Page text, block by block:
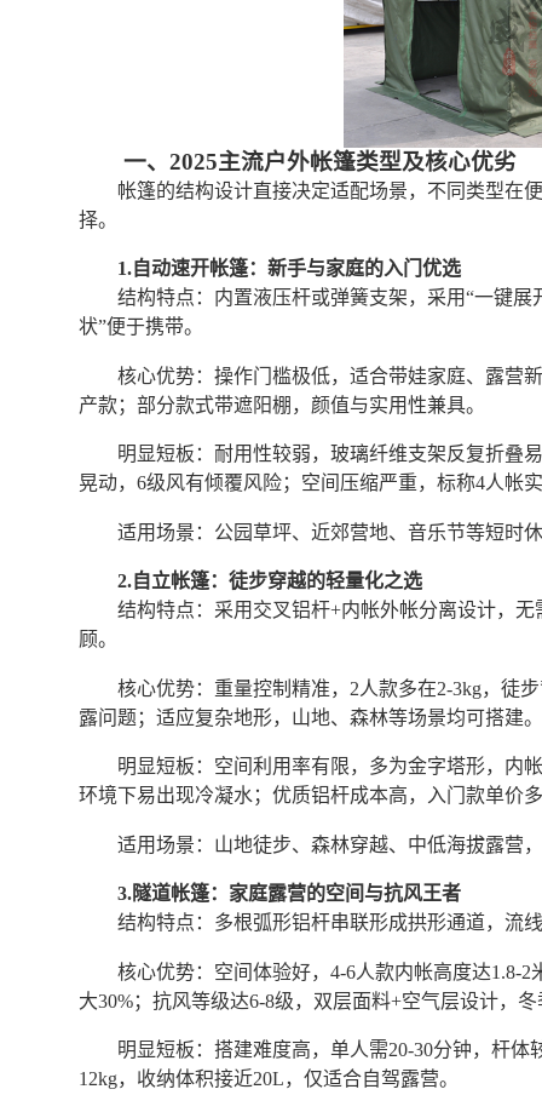
一、2025主流户外帐篷类型及核心优劣
帐篷的结构设计直接决定适配场景，不同类型在
择。
1.自动速开帐篷：新手与家庭的入门优选
结构特点：内置液压杆或弹簧支架，采用“一键
状”便于携带。
核心优势：操作门槛极低，适合带娃家庭、露营
产款；部分款式带遮阳棚，颜值与实用性兼具。
明显短板：耐用性较弱，玻璃纤维支架反复折叠
晃动，6级风有倾覆风险；空间压缩严重，标称4人帐
适用场景：公园草坪、近郊营地、音乐节等短时
2.自立帐篷：徒步穿越的轻量化之选
结构特点：采用交叉铝杆+内帐外帐分离设计，
顾。
核心优势：重量控制精准，2人款多在2-3kg，徒
露问题；适应复杂地形，山地、森林等场景均可搭建。
明显短板：空间利用率有限，多为金字塔形，内
环境下易出现冷凝水；优质铝杆成本高，入门款单价
适用场景：山地徒步、森林穿越、中低海拔露营
3.隧道帐篷：家庭露营的空间与抗风王者
结构特点：多根弧形铝杆串联形成拱形通道，流
核心优势：空间体验好，4-6人款内帐高度达1.8-
大30%；抗风等级达6-8级，双层面料+空气层设计，
明显短板：搭建难度高，单人需20-30分钟，杆
12kg，收纳体积接近20L，仅适合自驾露营。